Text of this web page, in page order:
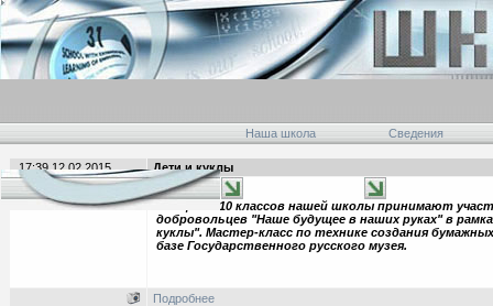
Наша школа Сведения
17:39 12.02.2015 Дети и куклы
Учащиеся 10 классов нашей школы принимают
добровольцев "Наше будущее в наших руках" в
куклы". Мастер-класс по технике создания
базе Государственного русского музея.
Подробнее